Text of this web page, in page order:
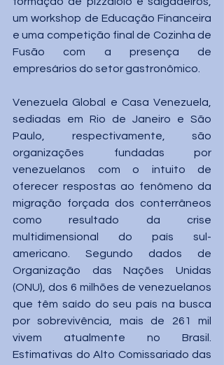
um workshop de Educação Financeira
e uma competição final de Cozinha de
Fusão com a presença de
empresários do setor gastronômico.
Venezuela Global e Casa Venezuela,
sediadas em Rio de Janeiro e São
Paulo, respectivamente, são
organizações fundadas por
venezuelanos com o intuito de
oferecer respostas ao fenômeno da
migração forçada dos conterrâneos
como resultado da crise
multidimensional do país sul-
americano. Segundo dados de
Organização das Nações Unidas
(ONU), dos 6 milhões de venezuelanos
que têm saído do seu país na busca
por sobrevivência, mais de 261 mil
vivem atualmente no Brasil.
Estimativas do Alto Comissariado das